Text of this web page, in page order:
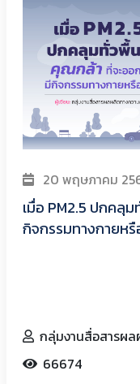
20 พฤษภาคม
เมื่อ PM2.5 ปกคลุ
กิจกรรมทางกายหรื
กลุ่มงานสื่อสารผ
66674